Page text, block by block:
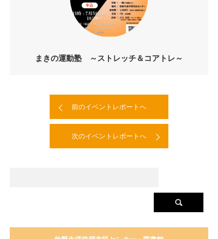
まきの運動塾 ～ストレッチ＆コアトレ～
前のイベントレポートへ
次のイベントレポートへ